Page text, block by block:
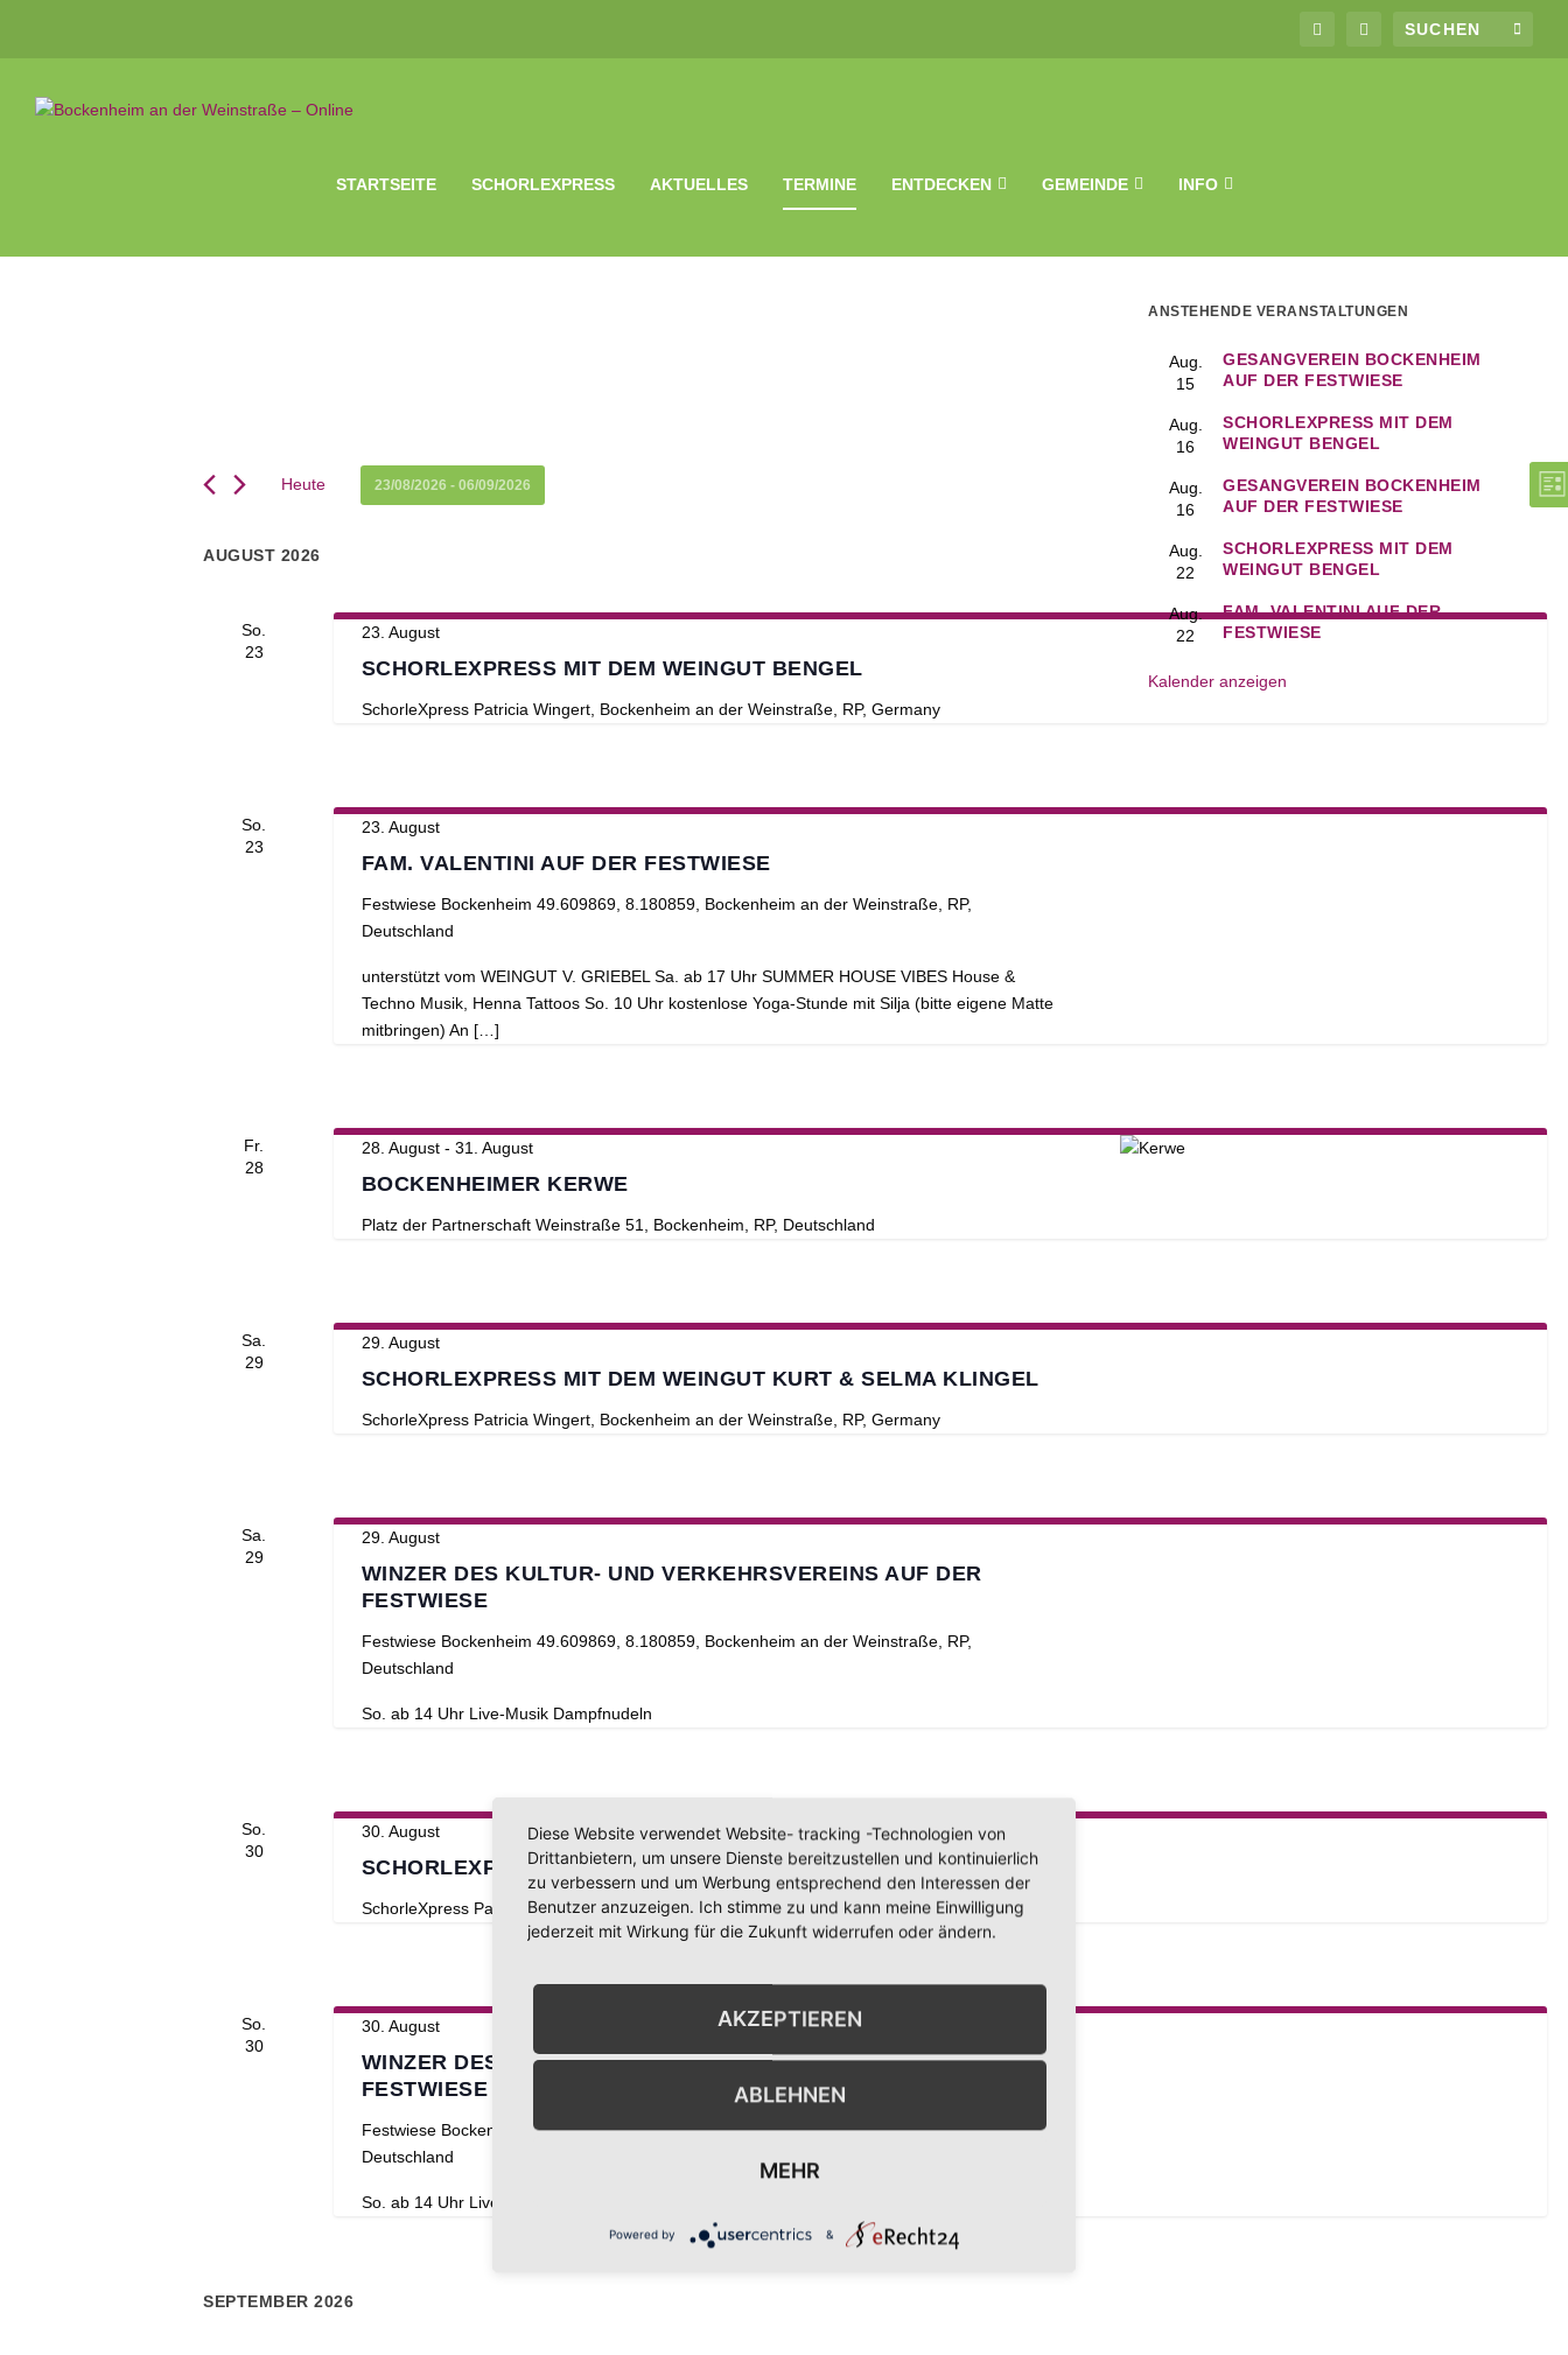
STARTSEITE SCHORLEXPRESS AKTUELLES TERMINE ENTDECKEN GEMEINDE INFO
Heute 23/08/2026 - 06/09/2026
AUGUST 2026
So.
23
SCHORLEXPRESS MIT DEM WEINGUT BENGEL
23. August
SchorleXpress Patricia Wingert, Bockenheim an der Weinstraße, RP, Germany
So.
23
FAM. VALENTINI AUF DER FESTWIESE
23. August
Festwiese Bockenheim 49.609869, 8.180859, Bockenheim an der Weinstraße, RP,
Deutschland
unterstützt vom WEINGUT V. GRIEBEL Sa. ab 17 Uhr SUMMER HOUSE VIBES House &
Techno Musik, Henna Tattoos So. 10 Uhr kostenlose Yoga-Stunde mit Silja (bitte eigene Matte
mitbringen) An […]
Fr.
28
BOCKENHEIMER KERWE
28. August- 31. August
Platz der Partnerschaft Weinstraße 51, Bockenheim, RP, Deutschland
Sa.
29
SCHORLEXPRESS MIT DEM WEINGUT KURT & SELMA KLINGEL
29. August
SchorleXpress Patricia Wingert, Bockenheim an der Weinstraße, RP, Germany
Sa.
29
WINZER DES KULTUR- UND VERKEHRSVEREINS AUF DER
FESTWIESE
29. August
Festwiese Bockenheim 49.609869, 8.180859, Bockenheim an der Weinstraße, RP,
Deutschland
So. ab 14 Uhr Live-Musik Dampfnudeln
So.
30
SCHORLEXPRESS MIT DEM WEINGUT KURT & SELMA KLINGEL
30. August
SchorleXpress Patricia Wingert, Bockenheim an der Weinstraße, RP, Germany
So.
30
WINZER DES KULTUR- UND VERKEHRSVEREINS AUF DER
FESTWIESE
30. August
Festwiese Bockenheim49.609869, 8.180859, Bockenheim an der Weinstraße, RP,
Deutschland
So. ab 14 Uhr Live-Musik Dampfnudeln
SEPTEMBER 2026
ANSTEHENDE VERANSTALTUNGEN
Aug.
15
GESANGVEREIN BOCKENHEIM
AUF DER FESTWIESE
Aug.
16
SCHORLEXPRESS MIT DEM
WEINGUT BENGEL
Aug.
16
GESANGVEREIN BOCKENHEIM
AUF DER FESTWIESE
Aug.
22
SCHORLEXPRESS MIT DEM
WEINGUT BENGEL
Aug.
22
FAM. VALENTINI AUF DER
FESTWIESE
Kalender anzeigen
Diese Website verwendet Website- tracking -Technologien von
Drittanbietern, um unsere Dienste bereitzustellen und kontinuierlich
zu verbessern und um Werbung entsprechend den Interessen der
Benutzer anzuzeigen. Ich stimme zu und kann meine Einwilligung
jederzeit mit Wirkung für die Zukunft widerrufen oder ändern.
AKZEPTIEREN
ABLEHNEN
MEHR
Powered by &